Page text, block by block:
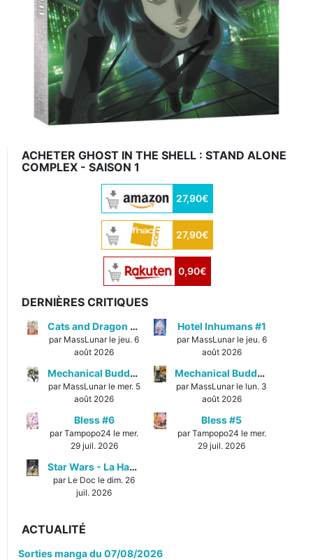
ACHETER GHOST IN THE SHELL : STAND ALONE
COMPLEX - SAISON 1
27,90€
27,90€
0,90€
DERNIÈRES CRITIQUES
Cats and Dragon #3
par MassLunar le jeu. 6
août 2026
Hotel Inhumans #1
par MassLunar le jeu. 6
août 2026
Mechanical Buddy Universe #1
par MassLunar le mer. 5
août 2026
Mechanical Buddy Universe #0
par MassLunar le lun. 3
août 2026
Bless #6
par Tampopo24 le mer.
29 juil. 2026
Bless #5
par Tampopo24 le mer.
29 juil. 2026
Star Wars - La Haute République - Un équilibre fragile
par Le Doc le dim. 26
juil. 2026
ACTUALITÉ
Sorties manga du 07/08/2026